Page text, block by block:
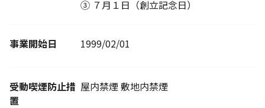
③ ７月１日（創立記念日）
事業開始日 1999/02/01
受動喫煙防止措
置
屋内禁煙 敷地内禁煙